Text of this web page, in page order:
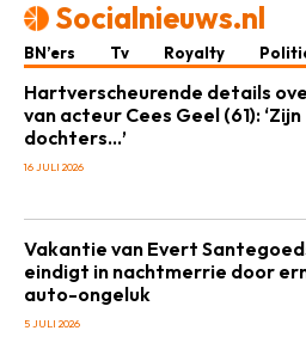
Socialnieuws.nl
BN’ers Tv Royalty
Hartverscheurende details
van acteur Cees Geel (61): ‘Zijn
dochters…’
16 JULI 2026
Vakantie van Evert
eindigt in nachtmerrie door
auto-ongeluk
5 JULI 2026